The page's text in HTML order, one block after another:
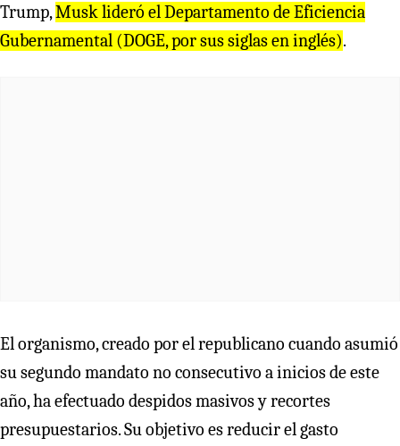
Trump,Musk lideró el Departamento de Eficiencia
Gubernamental (DOGE, por sus siglas en inglés).
El organismo, creado por el republicano cuando asumió
su segundo mandato no consecutivo a inicios de este
año, ha efectuado despidos masivos y recortes
presupuestarios. Su objetivo es reducir el gasto